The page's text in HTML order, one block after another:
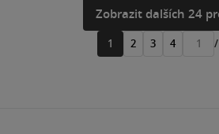
Zobrazit dalších 24
1 2 3 4
Přejít